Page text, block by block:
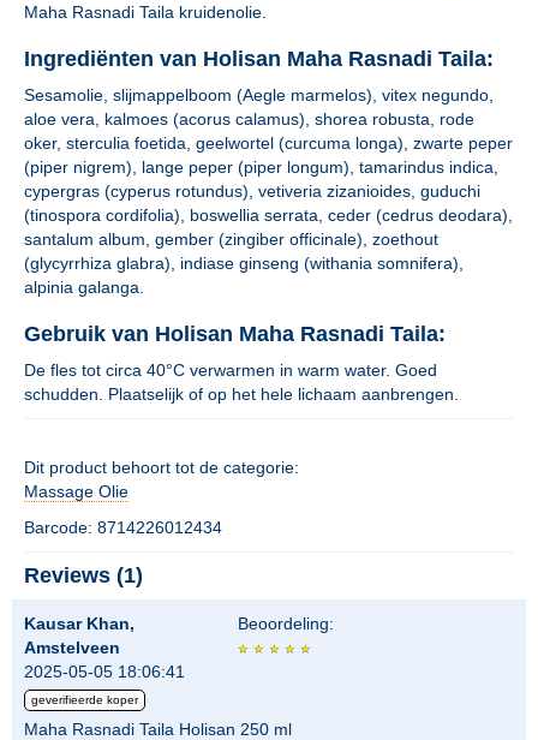
Maha Rasnadi Taila kruidenolie.
Ingrediënten van Holisan Maha Rasnadi Taila:
Sesamolie, slijmappelboom (Aegle marmelos), vitex negundo,
aloe vera, kalmoes (acorus calamus), shorea robusta, rode
oker, sterculia foetida, geelwortel (curcuma longa), zwarte peper
(piper nigrem), lange peper (piper longum), tamarindus indica,
cypergras (cyperus rotundus), vetiveria zizanioides, guduchi
(tinospora cordifolia), boswellia serrata, ceder (cedrus deodara),
santalum album, gember (zingiber officinale), zoethout
(glycyrrhiza glabra), indiase ginseng (withania somnifera),
alpinia galanga.
Gebruik van Holisan Maha Rasnadi Taila:
De fles tot circa 40°C verwarmen in warm water. Goed
schudden. Plaatselijk of op het hele lichaam aanbrengen.
Dit product behoort tot de categorie:
Massage Olie
Barcode: 8714226012434
Reviews (1)
Kausar Khan,
Amstelveen
2025-05-05 18:06:41
geverifieerde koper
Beoordeling:
Maha Rasnadi Taila Holisan 250 ml